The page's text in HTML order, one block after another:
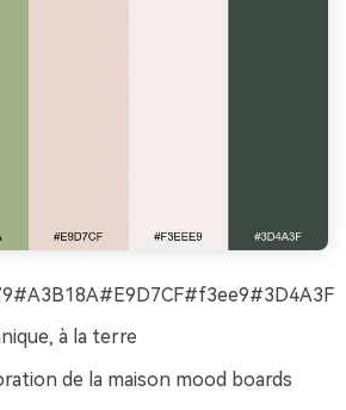
à la terre
de la maison mood boards